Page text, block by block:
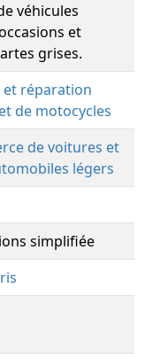
véhicules
et
grises.
et réparation
de motocycles
de voitures et
légers
simplifiée